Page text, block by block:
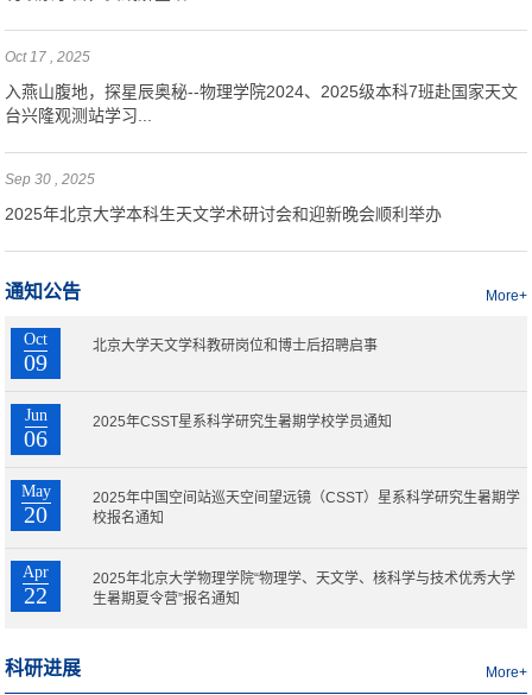
Oct 17 , 2025
入燕山腹地，探星辰奥秘--物理学院2024、2025级本科7班赴国家天文
台兴隆观测站学习...
Sep 30 , 2025
2025年北京大学本科生天文学术研讨会和迎新晚会顺利举办
More+
通知公告
Oct
09
北京大学天文学科教研岗位和博士后招聘启事
Jun
06
2025年CSST星系科学研究生暑期学校学员通知
May
20
2025年中国空间站巡天空间望远镜（CSST）星系科学研究生暑期学
校报名通知
Apr
22
2025年北京大学物理学院“物理学、天文学、核科学与技术优秀大学
生暑期夏令营”报名通知
More+
科研进展